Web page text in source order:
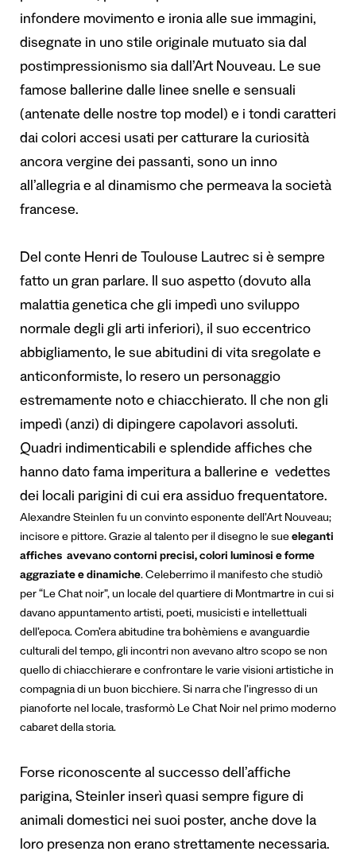
infondere movimento e ironia alle sue immagini,
disegnate in uno stile originale mutuato sia dal
postimpressionismo sia dall’Art Nouveau. Le sue
famose ballerine dalle linee snelle e sensuali
(antenate delle nostre top model) e i tondi caratteri
dai colori accesi usati per catturare la curiosità
ancora vergine dei passanti, sono un inno
all’allegria e al dinamismo che permeava la società
francese.
Del conte Henri de Toulouse Lautrec si è sempre
fatto un gran parlare. Il suo aspetto (dovuto alla
malattia genetica che gli impedì uno sviluppo
normale degli gli arti inferiori), il suo eccentrico
abbigliamento, le sue abitudini di vita sregolate e
anticonformiste, lo resero un personaggio
estremamente noto e chiacchierato. Il che non gli
impedì (anzi) di dipingere capolavori assoluti.
Quadri indimenticabili e splendide affiches che
hanno dato fama imperitura a ballerine e vedettes
dei locali parigini di cui era assiduo frequentatore.
Alexandre Steinlen fu un convinto esponente dell’Art Nouveau;
incisore e pittore. Grazie al talento per il disegno le sueeleganti
affiches avevano contorni precisi, colori luminosi e forme
aggraziate e dinamiche.Celeberrimo il manifesto che studiò
per “Le Chat noir”, un locale del quartiere di Montmartre in cui si
davano appuntamento artisti, poeti, musicisti e intellettuali
dell’epoca. Com’era abitudine tra bohèmiens e avanguardie
culturali del tempo, gli incontri non avevano altro scopo se non
quello di chiacchierare e confrontare le varie visioni artistiche in
compagnia di un buon bicchiere. Si narra che l’ingresso di un
pianoforte nel locale, trasformò Le Chat Noir nel primo moderno
cabaret della storia.
Forse riconoscente al successo dell’affiche
parigina, Steinler inserì quasi sempre figure di
animali domestici nei suoi poster, anche dove la
loro presenza non erano strettamente necessaria.